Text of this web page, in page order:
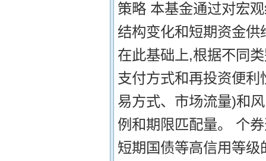
策略 本基金通过对宏
结构变化和短期资金
在此基础上,根据不同
支付方式和再投资便
易方式、市场流量)和
例和期限匹配量。 个
短期国债等高信用等